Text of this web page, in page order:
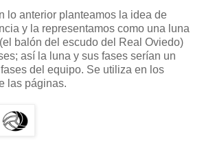
lo anterior planteamos la idea de
y la representamos como una luna
balón del escudo del Real Oviedo)
así la luna y sus fases serían un
del equipo. Se utiliza en los
las páginas.